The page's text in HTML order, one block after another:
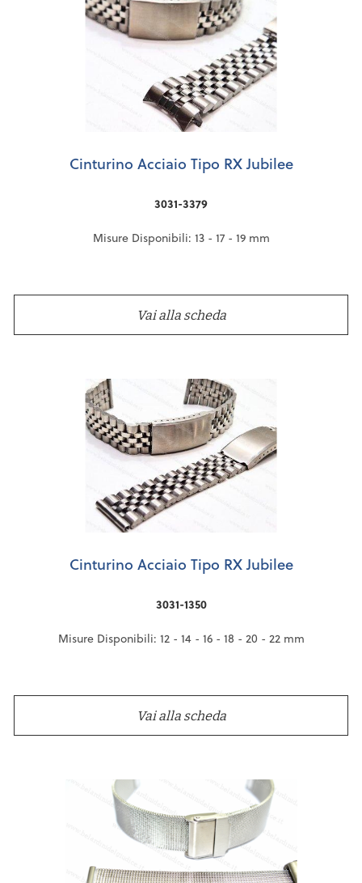
Cinturino Acciaio Tipo RX Jubilee
3031-3379
Misure Disponibili: 13 - 17 - 19 mm
Vai alla scheda
Cinturino Acciaio Tipo RX Jubilee
3031-1350
Misure Disponibili: 12 - 14 - 16 - 18 - 20 - 22 mm
Vai alla scheda